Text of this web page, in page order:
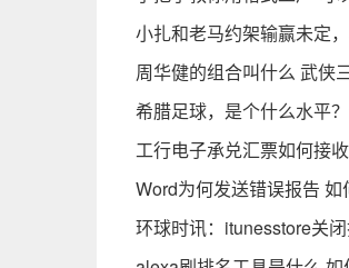
小扎和老马约架输赢未定
周华健的组合叫什么 武侠
希腊足球，是个什么水平
工行电子承兑汇票如何接
Word为何发送错误报告 如
环球时讯：itunesstore关